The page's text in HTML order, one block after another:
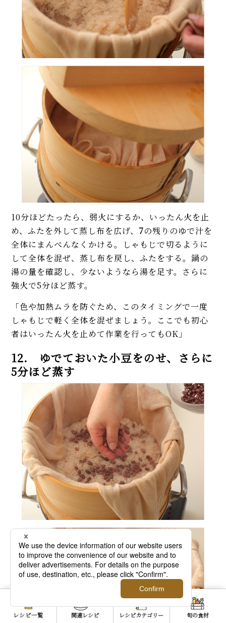
10分ほどたったら、弱火にするか、いったん火を止
め、ふたを外して蒸し布を広げ、 7の残りのゆで汁を
全体にまんべんなくかける。しゃもじで切るように
して全体を混ぜ、蒸し布を戻し、ふたをする。鍋の
湯の量を確認し、少ないようなら湯を足す。さらに
強火で5分ほど蒸す。
「色や加熱ムラを防ぐため、このタイミングで一度
しゃもじで軽く全体を混ぜましょう。ここでも初心
者はいったん火を止めて作業を行ってもOK」
12. ゆでておいた小豆をのせ、さらに
5分ほど蒸す
レシピ一覧 関連レシピ レシピカテゴリー 旬の食材